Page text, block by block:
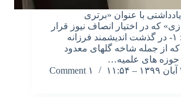
با عنوان «برتری
که در اختیار انصاف نیوز قرار
داده است نوشت: ۱- در گذشت اندیشمند فرزانه
از جمله شاخه گلهای معدود
حوزه های علمیه…
۱ Comment